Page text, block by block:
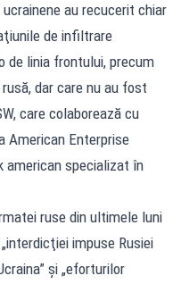
au recucerit chiar
de infiltrare
de linia frontului, precum
dar care nu au fost
care colaborează cu
American Enterprise
american specializat în
ruse din ultimele luni
impuse Rusiei
şi „eforturilor